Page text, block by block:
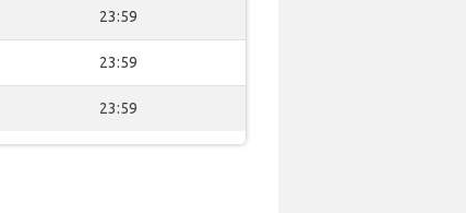
23:59
23:59
23:59